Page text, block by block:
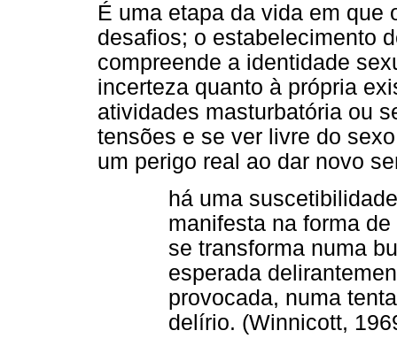
É uma etapa da vida em
desafios; o estabelecimento
compreende a identidade
incerteza quanto à própria
atividades masturbatória ou
tensões e se ver livre do
um perigo real ao dar novo
há uma
manifesta na forma
se transforma numa
esperada
provocada, numa
delírio. (Winnicott,